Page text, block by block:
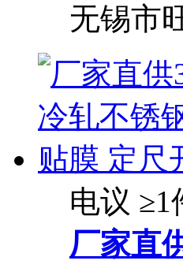
无锡市
电议 ≥1
厂家直